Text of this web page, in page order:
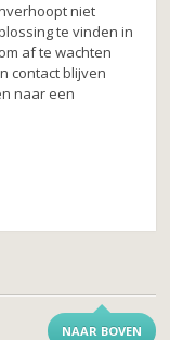
niet
te vinden in
af te wachten
contact blijven
naar een
NAAR BOVEN